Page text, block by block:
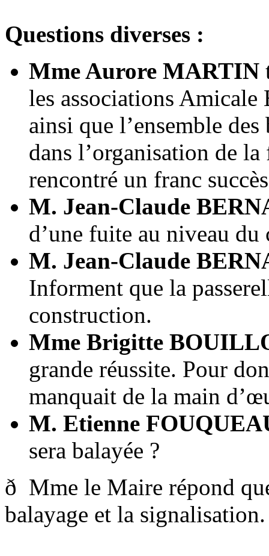
Questions diverses :
Mme Aurore MARTIN
les associations
ainsi que l’ensemble
dans l’organisation de
rencontré un franc
M. Jean-Claude
d’une fuite au niveau du
M. Jean-Claude
Informent que la
construction.
Mme Brigitte
grande réussite. Pour
manquait de la main
M. Etienne
sera balayée ?
ð Mme le Maire répond
balayage et la signalisation.